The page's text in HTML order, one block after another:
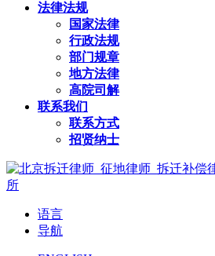
法律法规
国家法律
行政法规
部门规章
地方法律
高院司解
联系我们
联系方式
招贤纳士
语言
导航